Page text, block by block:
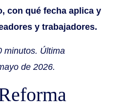
con qué fecha aplica y
y trabajadores.
minutos. Última
de 2026.